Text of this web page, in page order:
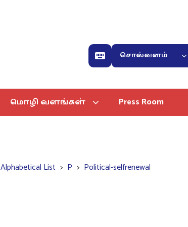
சொல்வளம்
மொழி வளங்கள் Press Room
Alphabetical List P Political-selfrenewal